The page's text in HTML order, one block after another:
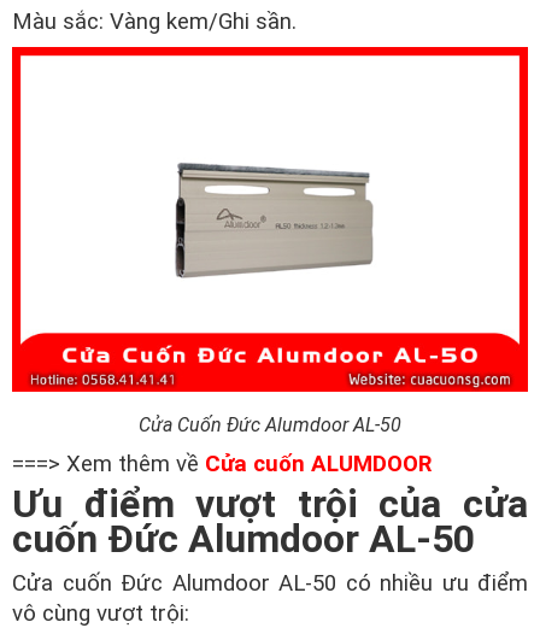
Màu sắc: Vàng kem/Ghi sần.
Cửa Cuốn Đức Alumdoor AL-50
===> Xem thêm về Cửa cuốn ALUMDOOR
Ưu điểm vượt trội của cửa
cuốn Đức Alumdoor AL-50
Cửa cuốn Đức Alumdoor AL-50 có nhiều ưu điểm
vô cùng vượt trội: